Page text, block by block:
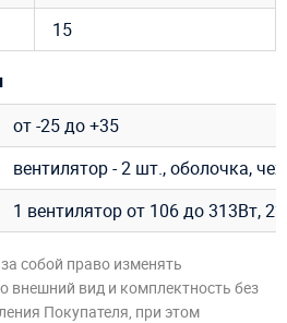
15
от -25 до +35
вентилятор - 2 шт., оболочка,
1 вентилятор от 106 до 313Вт,
собой право изменять
внешний вид и комплектность без
Покупателя, при этом